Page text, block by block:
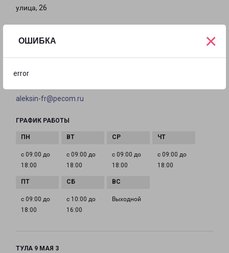
ОШИБКА
error
×
улица, 26
aleksin-fr@pecom.ru
ГРАФИК РАБОТЫ
с 09:00 до
18:00
с 09:00 до
18:00
с 09:00 до
18:00
с 09:00 до
18:00
с 09:00 до
18:00
с 10:00 до
16:00
Выходной
ТУЛА 9 МАЯ 3